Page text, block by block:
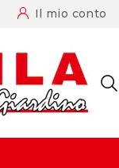
Il mio conto